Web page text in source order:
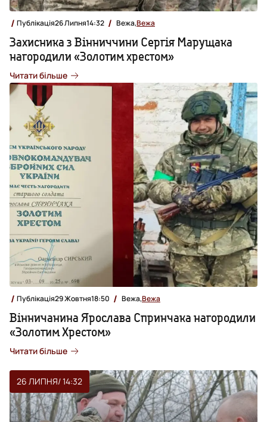
Публікація26 Липня14:32 Вежа,Вежа
Захисника з Вінниччини Сергія Марущака
нагородили «Золотим хрестом»
Читати більше
Публікація29 Жовтня18:50 Вежа,Вежа
Вінничанина Ярослава Спринчака нагородили
«Золотим Хрестом»
Читати більше
26 ЛИПНЯ/ 14:32